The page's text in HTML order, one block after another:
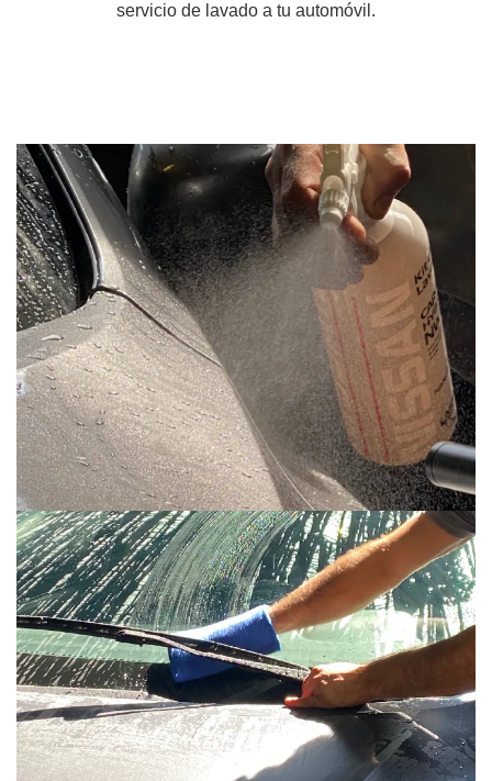
servicio de lavado a tu automóvil.